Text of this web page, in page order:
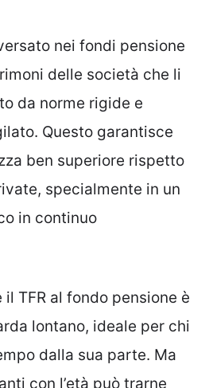
nei fondi pensione
delle società che li
da norme rigide e
Questo garantisce
ben superiore rispetto
specialmente in un
in continuo
TFR al fondo pensione è
lontano, ideale per chi
dalla sua parte. Ma
con l’età può trarne